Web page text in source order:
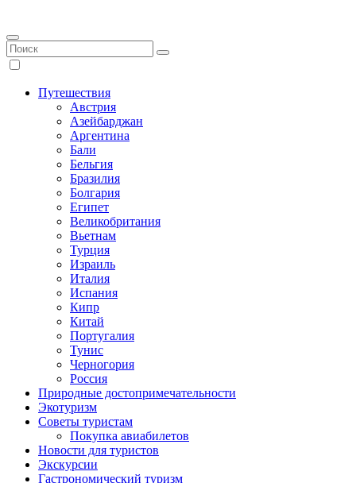
Путешествия
Австрия
Азейбарджан
Аргентина
Бали
Бельгия
Бразилия
Болгария
Египет
Великобритания
Вьетнам
Турция
Израиль
Италия
Испания
Кипр
Китай
Португалия
Тунис
Черногория
Россия
Природные достопримечательности
Экотуризм
Советы туристам
Покупка авиабилетов
Новости для туристов
Экскурсии
Гастрономический туризм